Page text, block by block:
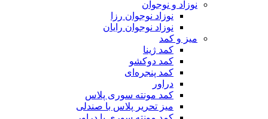
نوزاد و نوجوان
نوزاد نوجوان رزا
نوزاد نوجوان رایان
میز و کمد
کمد ژینا
کمد دوکشو
کمد پنجره‌ای
دراور
کمد مونته سوری پلاس
میز تحریر پلاس با صندلی